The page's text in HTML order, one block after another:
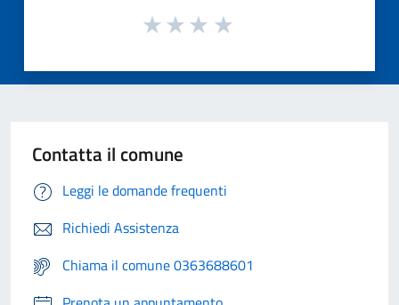
Contatta il comune
Leggi le domande frequenti
Richiedi Assistenza
Chiama il comune 0363688601